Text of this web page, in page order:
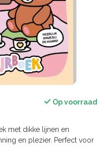
Op voorraad
met dikke lijnen en
en plezier. Perfect voor